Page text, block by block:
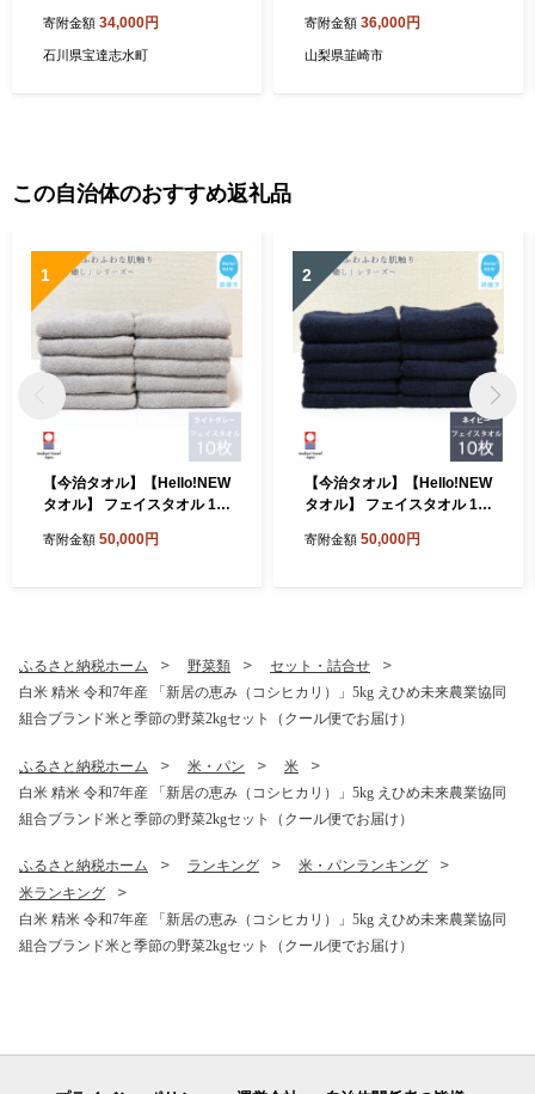
601249] 米 お米 ごはん コシ
ヒカリ 美味しい 石川県産
寄附金額 34,000円
石川県宝達志水町
お米 おこめ こめ コメ 精米 1
0キロ ご飯 ごはん 白米 国産
寄附金額 36,000円
山梨県韮崎市
この自治体のおすすめ返礼品
1
【今治タオル】【Hello!NEW
タオル】 フェイスタオル 10
し」シリーズ ライトグレー
寄附金額 50,000円
2
【今治タオル】【Hello!NEW
タオル】 フェイスタオル 10
し」シリーズ ネイビー 吸水
寄附金額 50,000円
ふるさと納税ホーム 野菜類
セット・詰合せ
白米 精米 令和7年産 「新居の恵み（コシヒカリ）」5kg えひめ未来農業協同
組合ブランド米と季節の野菜2kgセット（クール便でお届け）
ふるさと納税ホーム 米・パン
米
白米 精米 令和7年産 「新居の恵み（コシヒカリ）」5kg えひめ未来農業協同
組合ブランド米と季節の野菜2kgセット（クール便でお届け）
ふるさと納税ホーム ランキング
米・パンランキング
米ランキング
白米 精米 令和7年産 「新居の恵み（コシヒカリ）」5kg えひめ未来農業協同
組合ブランド米と季節の野菜2kgセット（クール便でお届け）